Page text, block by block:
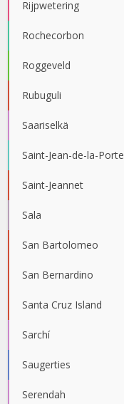
Rijpwetering
Rochecorbon
Roggeveld
Rubuguli
Saariselkä
Saint-Jean-de-la-Porte
Saint-Jeannet
Sala
San Bartolomeo
San Bernardino
Santa Cruz Island
Sarchí
Saugerties
Serendah